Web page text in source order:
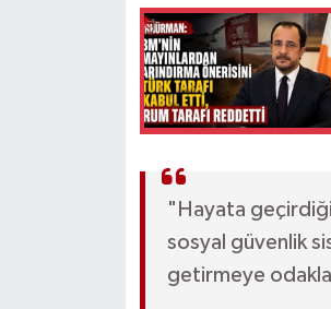
"Hayata
sosyal güvenlik
getirmeye